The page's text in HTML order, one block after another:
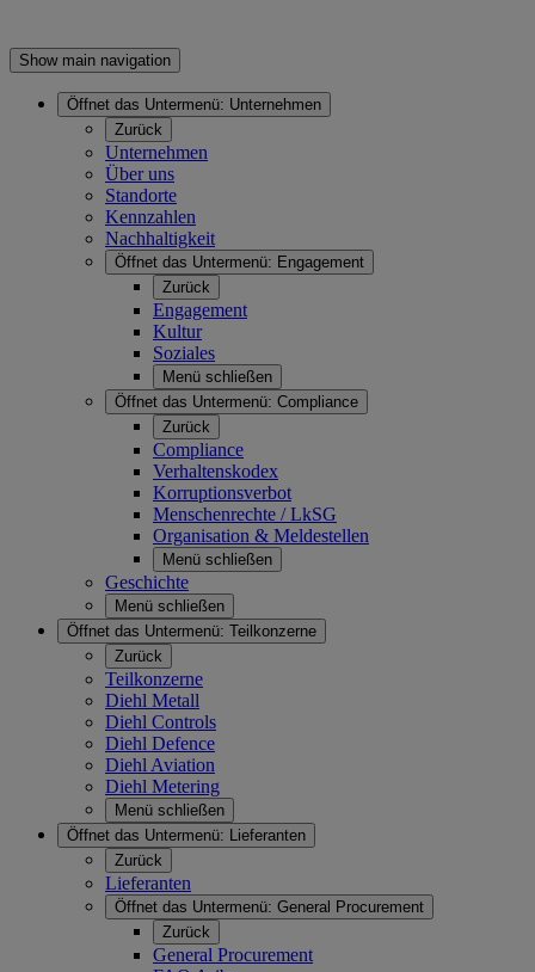
Show main navigation
Öffnet das Untermenü: Unternehmen
Zurück
Unternehmen
Über uns
Standorte
Kennzahlen
Nachhaltigkeit
Öffnet das Untermenü: Engagement
Zurück
Engagement
Kultur
Soziales
Menü schließen
Öffnet das Untermenü: Compliance
Zurück
Compliance
Verhaltenskodex
Korruptionsverbot
Menschenrechte / LkSG
Organisation & Meldestellen
Menü schließen
Geschichte
Menü schließen
Öffnet das Untermenü: Teilkonzerne
Zurück
Teilkonzerne
Diehl Metall
Diehl Controls
Diehl Defence
Diehl Aviation
Diehl Metering
Menü schließen
Öffnet das Untermenü: Lieferanten
Zurück
Lieferanten
Öffnet das Untermenü: General Procurement
Zurück
General Procurement